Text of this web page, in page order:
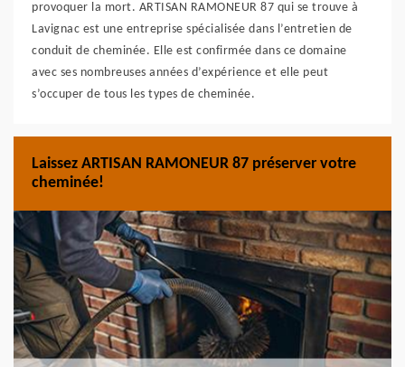
provoquer la mort. ARTISAN RAMONEUR 87 qui se trouve à
Lavignac est une entreprise spécialisée dans l’entretien de
conduit de cheminée. Elle est confirmée dans ce domaine
avec ses nombreuses années d’expérience et elle peut
s’occuper de tous les types de cheminée.
Laissez ARTISAN RAMONEUR 87 préserver votre
cheminée!